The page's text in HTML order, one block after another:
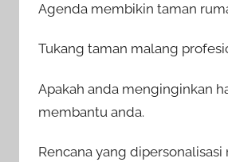
Agenda membikin taman
Tukang taman malang
Apakah anda menginginkan
membantu anda.
Rencana yang